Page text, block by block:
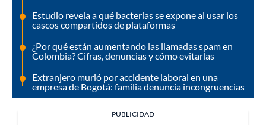
Estudio revela a qué bacterias se expone al usar los
cascos compartidos de plataformas
¿Por qué están aumentando las llamadas spam en
Colombia? Cifras, denuncias y cómo evitarlas
Extranjero murió por accidente laboral en una
empresa de Bogotá: familia denuncia incongruencias
PUBLICIDAD